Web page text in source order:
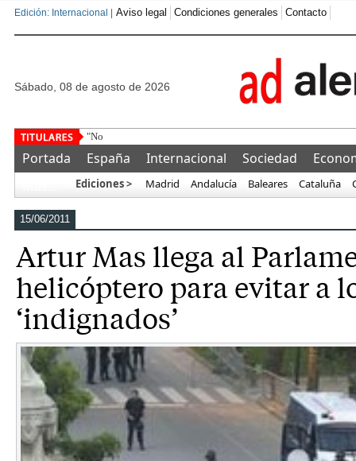
Edición: Internacional | Aviso legal Condiciones generales Contacto
sábado, 08 de agosto de 2026
"No es para mí, colega": hace 33 años, Harris
Portada España Internacional Sociedad
Ediciones > Madrid Andalucía Baleares Cataluña
15/06/2011
Artur Mas llega al
helicóptero para evitar a
‘indignados’